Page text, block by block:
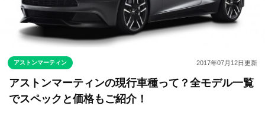
アストンマーティン 2017年07月12日更新
アストンマーティンの現行車種って？全モデル一覧
でスペックと価格もご紹介！